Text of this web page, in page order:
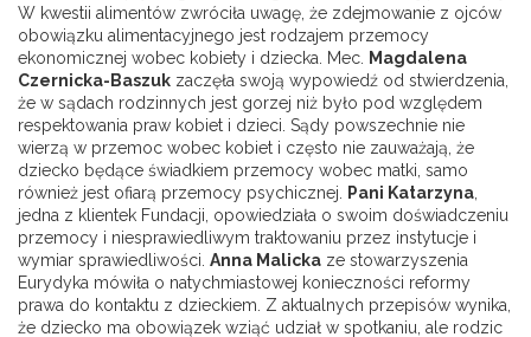
W kwestii alimentów zwróciła uwagę, że zdejmowanie z ojców
obowiązku alimentacyjnego jest rodzajem przemocy
ekonomicznej wobec kobiety i dziecka. Mec. Magdalena
Czernicka-Baszuk zaczęła swoją wypowiedź od stwierdzenia,
że w sądach rodzinnych jest gorzej niż było pod względem
respektowania praw kobiet i dzieci. Sądy powszechnie nie
wierzą w przemoc wobec kobiet i często nie zauważają, że
dziecko będące świadkiem przemocy wobec matki, samo
również jest ofiarą przemocy psychicznej. Pani Katarzyna,
jedna z klientek Fundacji, opowiedziała o swoim doświadczeniu
przemocy i niesprawiedliwym traktowaniu przez instytucje i
wymiar sprawiedliwości. Anna Malicka ze stowarzyszenia
Eurydyka mówiła o natychmiastowej konieczności reformy
prawa do kontaktu z dzieckiem. Z aktualnych przepisów wynika,
że dziecko ma obowiązek wziąć udział w spotkaniu, ale rodzic